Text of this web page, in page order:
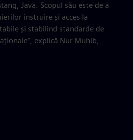
Java. Scopul său este de a
instruire și acces la
și stabilind standarde de
explică Nur Muhib,